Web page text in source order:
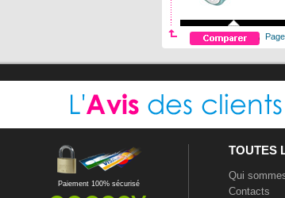
Paiement 100% sécurisé
TOUTES
Qui
Contacts